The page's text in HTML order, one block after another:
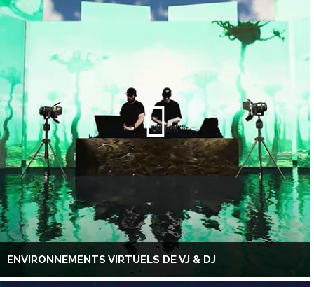
ENVIRONNEMENTS VIRTUELS DE VJ & DJ